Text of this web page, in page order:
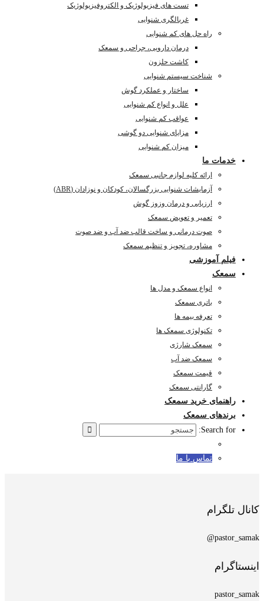
تست های فیزیولوژیک و الکتروفیزیولوژیک
غربالگری شنوایی
راه حل های کم شنوایی
درمان دارویی، جراحی و سمعک
کاشت حلزون
شناخت سیستم شنوایی
ساختار و عملکرد گوش
علل و انواع کم شنوایی
عواقب کم شنوایی
مزایای شنوایی دو گوشی
میزان کم شنوایی
خدمات ما
ارائه کلیه لوازم جانبی سمعک
آزمایشات شنوایی بزرگسالان، کودکان و نوزادان (ABR)
ارزیابی و درمان وزوز گوش
تعمیر و تعویض سمعک
صوت درمانی و ساخت قالب ضد آب و ضد صوت
مشاوره، تجویز و تنظیم سمعک
فیلم آموزشی
سمعک
انواع سمعک و مدل ها
باتری سمعک
تعرفه بیمه ها
تکنولوژی سمعک ها
سمعک شارژی
سمعک ضد آب
قیمت سمعک
گارانتی سمعک
راهنمای خرید سمعک
برندهای سمعک
Search for:
تماس با ما
کانال تلگرام
pastor_samak@
اینستاگرام
pastor_samak